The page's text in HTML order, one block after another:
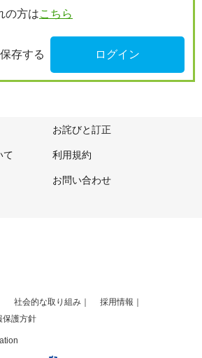
の方はこちら
存する
お詫びと訂正
て 利用規約
お問い合わせ
社会的な取り組み
採用情報
保護方針